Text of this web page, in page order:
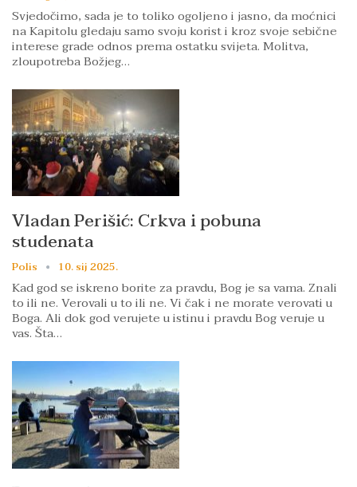
Svjedočimo, sada je to toliko ogoljeno i jasno, da moćnici
na Kapitolu gledaju samo svoju korist i kroz svoje sebične
interese grade odnos prema ostatku svijeta. Molitva,
zloupotreba Božjeg…
Vladan Perišić: Crkva i pobuna
studenata
Polis 10. sij 2025.
Kad god se iskreno borite za pravdu, Bog je sa vama. Znali
to ili ne. Verovali u to ili ne. Vi čak i ne morate verovati u
Boga. Ali dok god verujete u istinu i pravdu Bog veruje u
vas. Šta…